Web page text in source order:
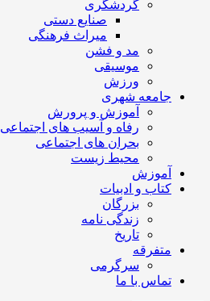
تهران
گردشگری
صنایع دستی
میراث فرهنگی
مد و فشن
موسیقی
ورزش
جامعه شهری
آموزش و پرورش
رفاه و آسیب های اجتماعی
بحران های اجتماعی
محیط زیست
آموزش
کتاب و ادبیات
بزرگان
زندگی نامه
تاریخ
متفرقه
سرگرمی
تماس با ما